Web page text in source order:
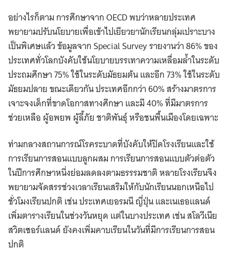
อย่างไรก็ตาม การศึกษาจาก OECD พบว่าหลายประเทศ
พยายามปรับนโยบายเพื่อเข้าไปเยียวยานักเรียนกลุ่มเปราะบาง
เป็นพิเศษแล้ว ข้อมูลจาก Special Survey รายงานว่า 86% ของ
ประเทศทั่วโลกบังคับใช้นโยบายบรรเทาความเหลื่อมล้ำในระดับ
ประถมศึกษา 75% ใช้ในระดับมัธยมต้น และอีก 73% ใช้ในระดับ
มัธยมปลาย ขณะเดียวกัน ประเทศอีกกว่า 60% สร้างมาตรการ
เจาะจงเด็กที่ขาดโอกาสทางศึกษา และมี 40% ที่มีมาตรการ
ช่วยเหลือ ผู้อพยพ ผู้ลี้ภัย ชาติพันธุ์ หรือชนพื้นเมืองโดยเฉพาะ
ท่ามกลางสถานการณ์โรคระบาดที่บังคับให้ปิดโรงเรียนและใช้
การเรียนการสอนแบบลูกผสม การเรียนการสอนแบบตัวต่อตัว
ในปีการศึกษาหนึ่งย่อมลดลงตามธรรรมชาติ หลายโรงเรียนจึง
พยายามจัดสรรช่วงเวลาเรียนเสริมให้กับนักเรียนนอกเหนือไป
ชั่วโมงเรียนปกติ เช่น ประเทศเยอรมนี ญี่ปุ่น และเนเธอแลนด์
เพิ่มตารางเรียนในช่วงวันหยุด แต่ในบางประเทศ เช่น สโลวีเนีย
สวิตเซอร์แลนด์ ยังคงเพิ่มคาบเรียนในวันที่มีการเรียนการสอน
ปกติ